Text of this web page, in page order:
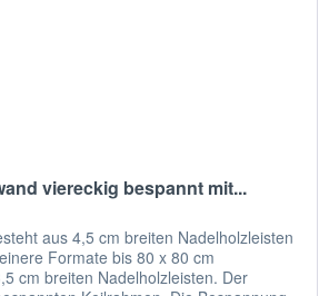
viereckig bespannt mit...
aus 4,5 cm breiten Nadelholzleisten
Formate bis 80 x 80 cm
cm breiten Nadelholzleisten. Der